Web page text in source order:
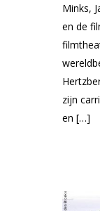
Minks,
en de
zijn
en […]